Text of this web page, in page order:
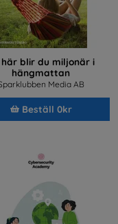
här blir du miljonär i
hängmattan
Media AB
Beställ 0kr